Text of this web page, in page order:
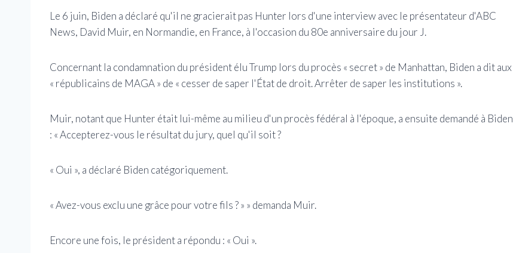
Le 6 juin, Biden a déclaré qu'il ne gracierait pas Hunter lors d'une interview avec le présentateur d'ABC
News, David Muir, en Normandie, en France, à l'occasion du 80e anniversaire du jour J.
Concernant la condamnation du président élu Trump lors du procès « secret » de Manhattan, Biden a dit aux
« républicains de MAGA » de « cesser de saper l'État de droit. Arrêter de saper les institutions ».
Muir, notant que Hunter était lui-même au milieu d'un procès fédéral à l'époque, a ensuite demandé à Biden
: « Accepterez-vous le résultat du jury, quel qu'il soit ?
« Oui », a déclaré Biden catégoriquement.
« Avez-vous exclu une grâce pour votre fils ? » » demanda Muir.
Encore une fois, le président a répondu : « Oui ».